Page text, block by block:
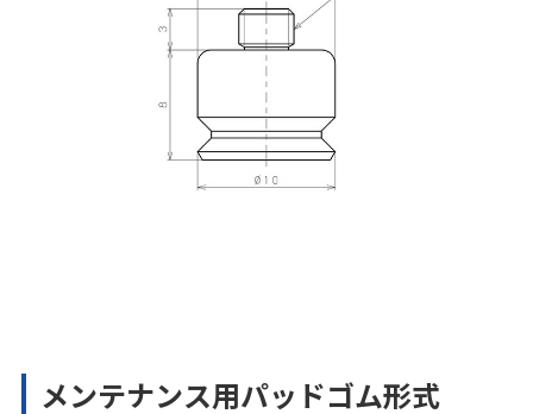
メンテナンス用パッドゴム形式